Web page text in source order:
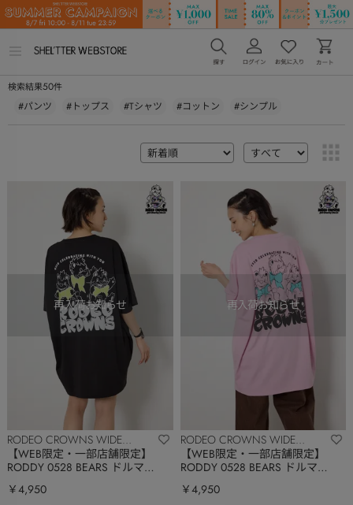
ー
を
検索結果50件
#パンツ #トップス #Tシャツ #コットン #シンプル
RODEO CROWNS WIDE
BOWL
【WEB限定・一部店舗限定】
RODDY 0528 BEARS ドルマンT
￥4,950
RODEO CROWNS WIDE
BOWL
【WEB限定・一部店舗限定】
RODDY 0528 BEARS ドルマンT
￥4,950